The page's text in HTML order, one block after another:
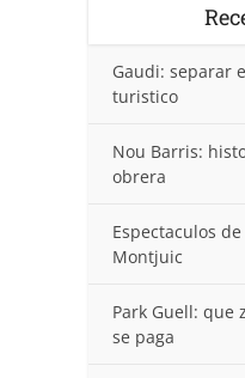
Gaudi: separar
turistico
Nou Barris:
obrera
Espectaculos
Montjuic
Park Guell: que
se paga